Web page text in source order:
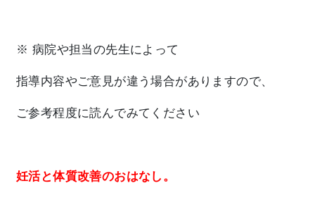
※ 病院や担当の先生によって
指導内容やご意見が違う場合がありますので、
ご参考程度に読んでみてください
妊活と体質改善のおはなし。